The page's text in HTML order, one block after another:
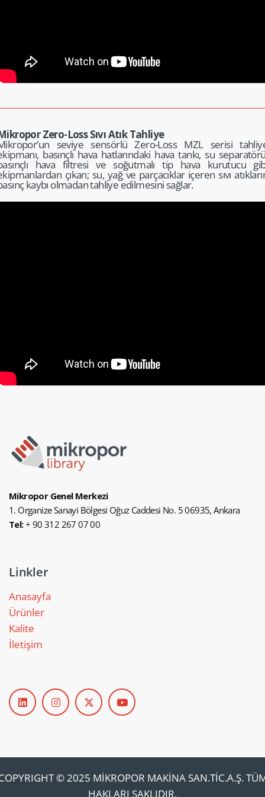
Zero-Loss Sıvı Atık Tahliye
seviye sensörlü Zero-Loss MZL serisi
basınçlı hava hatların­daki hava tankı, su
hava filtresi ve soğutmalı tip hava kurutucu
çıkan; su, yağ ve parçacık­lar içeren sıvı
kaybı olmadan tahliye edilmesini sağlar.
Mikropor Genel Merkezi
1. Organize Sanayi Bölgesi Oğuz Caddesi No. 5 06935, Ankara
Tel:+ 90 312 267 07 00
Linkler
Anasayfa
Ürünler
Kalite
İletişim
© 2025 MİKROPOR MAKİNA SAN.TİC.A.Ş.
HAKLARI SAKLIDIR.